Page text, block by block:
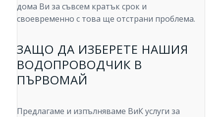
дома Ви за съвсем кратък срок и
своевременно с това ще отстрани проблема.
ЗАЩО ДА ИЗБЕРЕТЕ НАШИЯ
ВОДОПРОВОДЧИК В
ПЪРВОМАЙ
Предлагаме и изпълняваме ВиК услуги за